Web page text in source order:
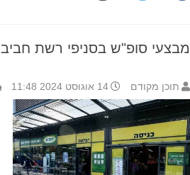
מבצעי סופ"ש בסניפי רשת חביב
תוכן מקודם 14 אוגוסט 2024 11:48